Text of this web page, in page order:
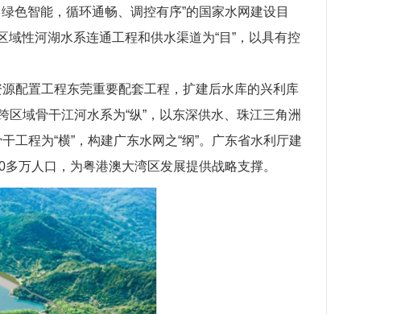
色智能，循环通畅、调控有序”的国家水网建设目
域性河湖水系连通工程和供水渠道为“目”，以具有控
配置工程东莞重要配套工程，扩建后水库的兴利库
域骨干江河水系为“纵”，以东深供水、珠江三角洲
程为“横”，构建广东水网之“纲”。广东省水利厅建
万人口，为粤港澳大湾区发展提供战略支撑。